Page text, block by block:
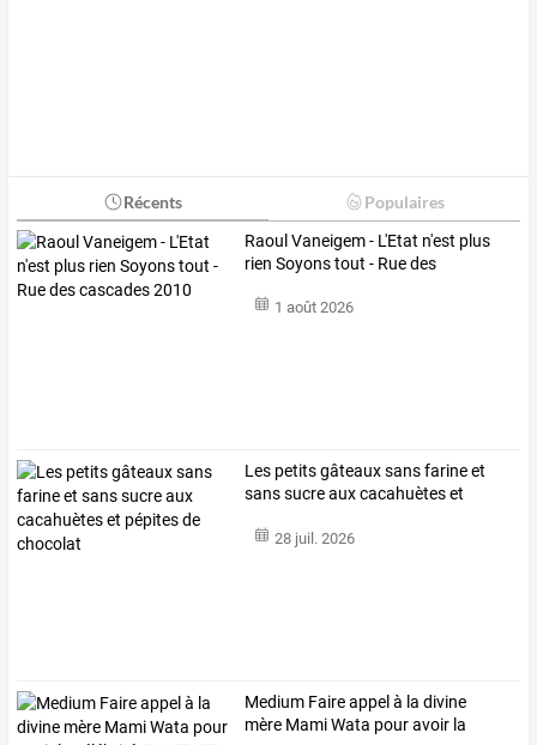
Récents Populaires
Raoul Vaneigem- L'Etat n'est plus
rien Soyonstout - Ruedes
1 août 2026
Les petitsgâteauxsansfarineet
sanssucreauxcacahuèteset
28 juil. 2026
Medium Faireappelà la divine
mère MamiWata pouravoir la